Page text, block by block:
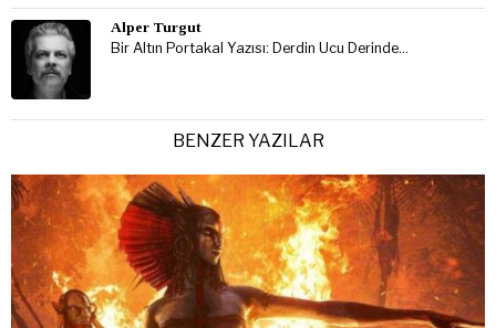
Alper Turgut
Bir Altın Portakal Yazısı: Derdin Ucu Derinde…
BENZER YAZILAR